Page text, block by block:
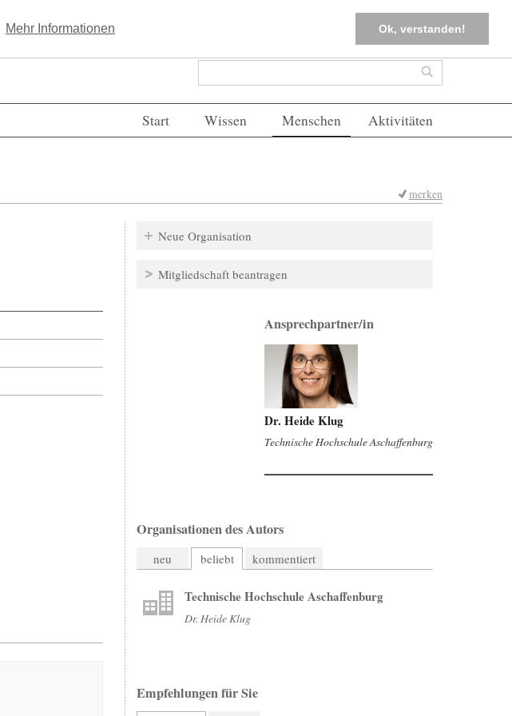
Mehr Informationen Ok, verstanden!
Kostenlos registrieren FAQs Einloggen
Suchformular Suche
Start Wissen Menschen Aktivitäten
merken
Neue Organisation
Mitgliedschaft beantragen
Ansprechpartner/in
Dr. Heide Klug
Technische Hochschule Aschaffenburg
Organisationen des Autors
neu beliebt kommentiert
Technische Hochschule Aschaffenburg
Dr. Heide Klug
Empfehlungen für Sie